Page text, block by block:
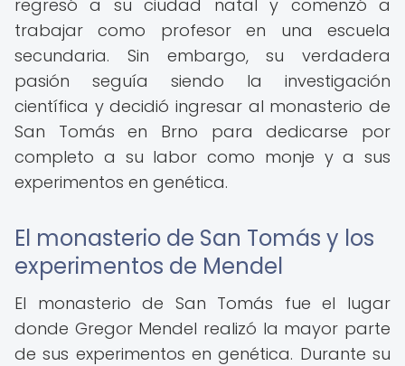
regresó a su ciudad natal y comenzó a
trabajar como profesor en una escuela
secundaria. Sin embargo, su verdadera
pasión seguía siendo la investigación
científica y decidió ingresar al monasterio de
San Tomás en Brno para dedicarse por
completo a su labor como monje y a sus
experimentos en genética.
El monasterio de San Tomás y los
experimentos de Mendel
El monasterio de San Tomás fue el lugar
donde Gregor Mendel realizó la mayor parte
de sus experimentos en genética. Durante su